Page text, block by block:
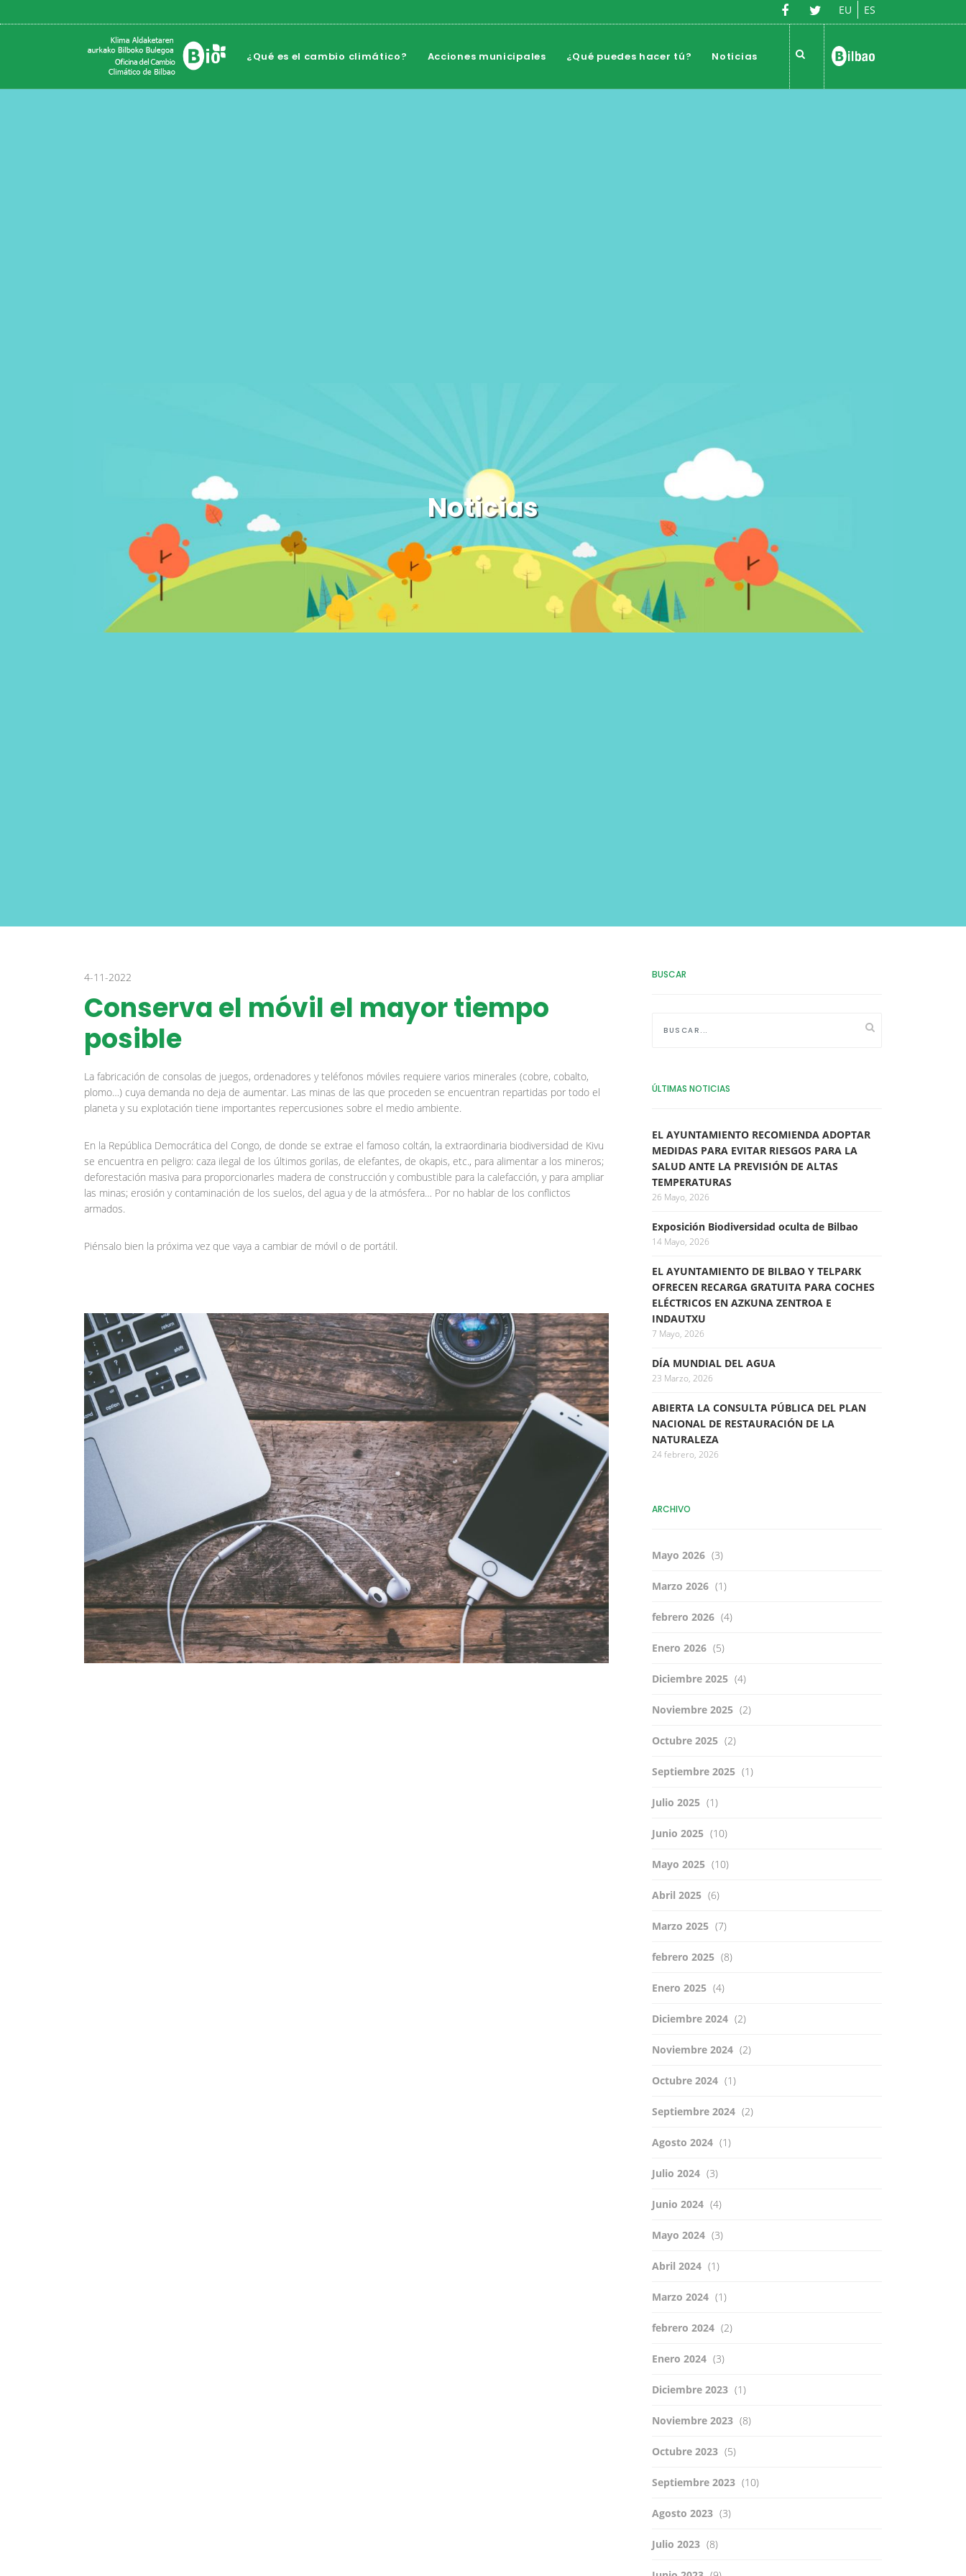
EU ES
¿Qué es el cambio climático? Acciones municipales ¿Qué puedes hacer tú? Noticias
Noticias
4-11-2022
Conserva el móvil el mayor tiempo
posible
La fabricación de consolas de juegos, ordenadores y teléfonos móviles requiere varios minerales (cobre, cobalto,
plomo…) cuya demanda no deja de aumentar. Las minas de las que proceden se encuentran repartidas por todo el
planeta y su explotación tiene importantes repercusiones sobre el medio ambiente.
En la República Democrática del Congo, de donde se extrae el famoso coltán, la extraordinaria biodiversidad de Kivu
se encuentra en peligro: caza ilegal de los últimos gorilas, de elefantes, de okapis, etc., para alimentar a los mineros;
deforestación masiva para proporcionarles madera de construcción y combustible para la calefacción, y para ampliar
las minas; erosión y contaminación de los suelos, del agua y de la atmósfera… Por no hablar de los conflictos
armados.
Piénsalo bien la próxima vez que vaya a cambiar de móvil o de portátil.
BUSCAR
ÚLTIMAS NOTICIAS
EL AYUNTAMIENTO RECOMIENDA ADOPTAR
MEDIDAS PARA EVITAR RIESGOS PARA LA
SALUD ANTE LA PREVISIÓN DE ALTAS
TEMPERATURAS
26 Mayo, 2026
Exposición Biodiversidad oculta de Bilbao
14 Mayo, 2026
EL AYUNTAMIENTO DE BILBAO Y TELPARK
OFRECEN RECARGA GRATUITA PARA COCHES
ELÉCTRICOS EN AZKUNA ZENTROA E
INDAUTXU
7 Mayo, 2026
DÍA MUNDIAL DEL AGUA
23 Marzo, 2026
ABIERTA LA CONSULTA PÚBLICA DEL PLAN
NACIONAL DE RESTAURACIÓN DE LA
NATURALEZA
24 febrero, 2026
ARCHIVO
Mayo 2026 (3)
Marzo 2026 (1)
febrero 2026 (4)
Enero 2026 (5)
Diciembre 2025 (4)
Noviembre 2025 (2)
Octubre 2025 (2)
Septiembre 2025 (1)
Julio 2025 (1)
Junio 2025 (10)
Mayo 2025 (10)
Abril 2025 (6)
Marzo 2025 (7)
febrero 2025 (8)
Enero 2025 (4)
Diciembre 2024 (2)
Noviembre 2024 (2)
Octubre 2024 (1)
Septiembre 2024 (2)
Agosto 2024 (1)
Julio 2024 (3)
Junio 2024 (4)
Mayo 2024 (3)
Abril 2024 (1)
Marzo 2024 (1)
febrero 2024 (2)
Enero 2024 (3)
Diciembre 2023 (1)
Noviembre 2023 (8)
Octubre 2023 (5)
Septiembre 2023 (10)
Agosto 2023 (3)
Julio 2023 (8)